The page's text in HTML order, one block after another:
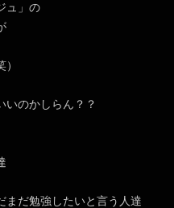
ュ」の
いのかしらん？？
まだ勉強したいと言う人達